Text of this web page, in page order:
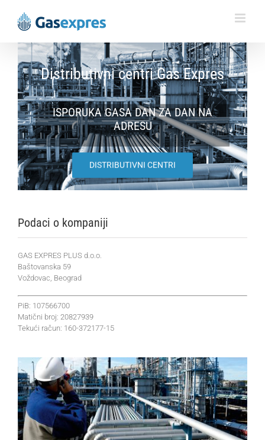
content
Distributivni centri Gas Expres
ISPORUKA GASA DAN ZA DAN NA
ADRESU
DISTRIBUTIVNI CENTRI
Podaci o kompaniji
GAS EXPRES PLUS d.o.o.
Baštovanska 59
Voždovac, Beograd
PiB: 107566700
Matični broj: 20827939
Tekući račun: 160-372177-15